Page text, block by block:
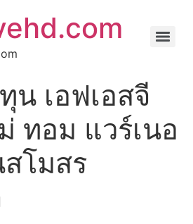
เอฟเอสจี
ทอม แวร์เนอ
โมสร